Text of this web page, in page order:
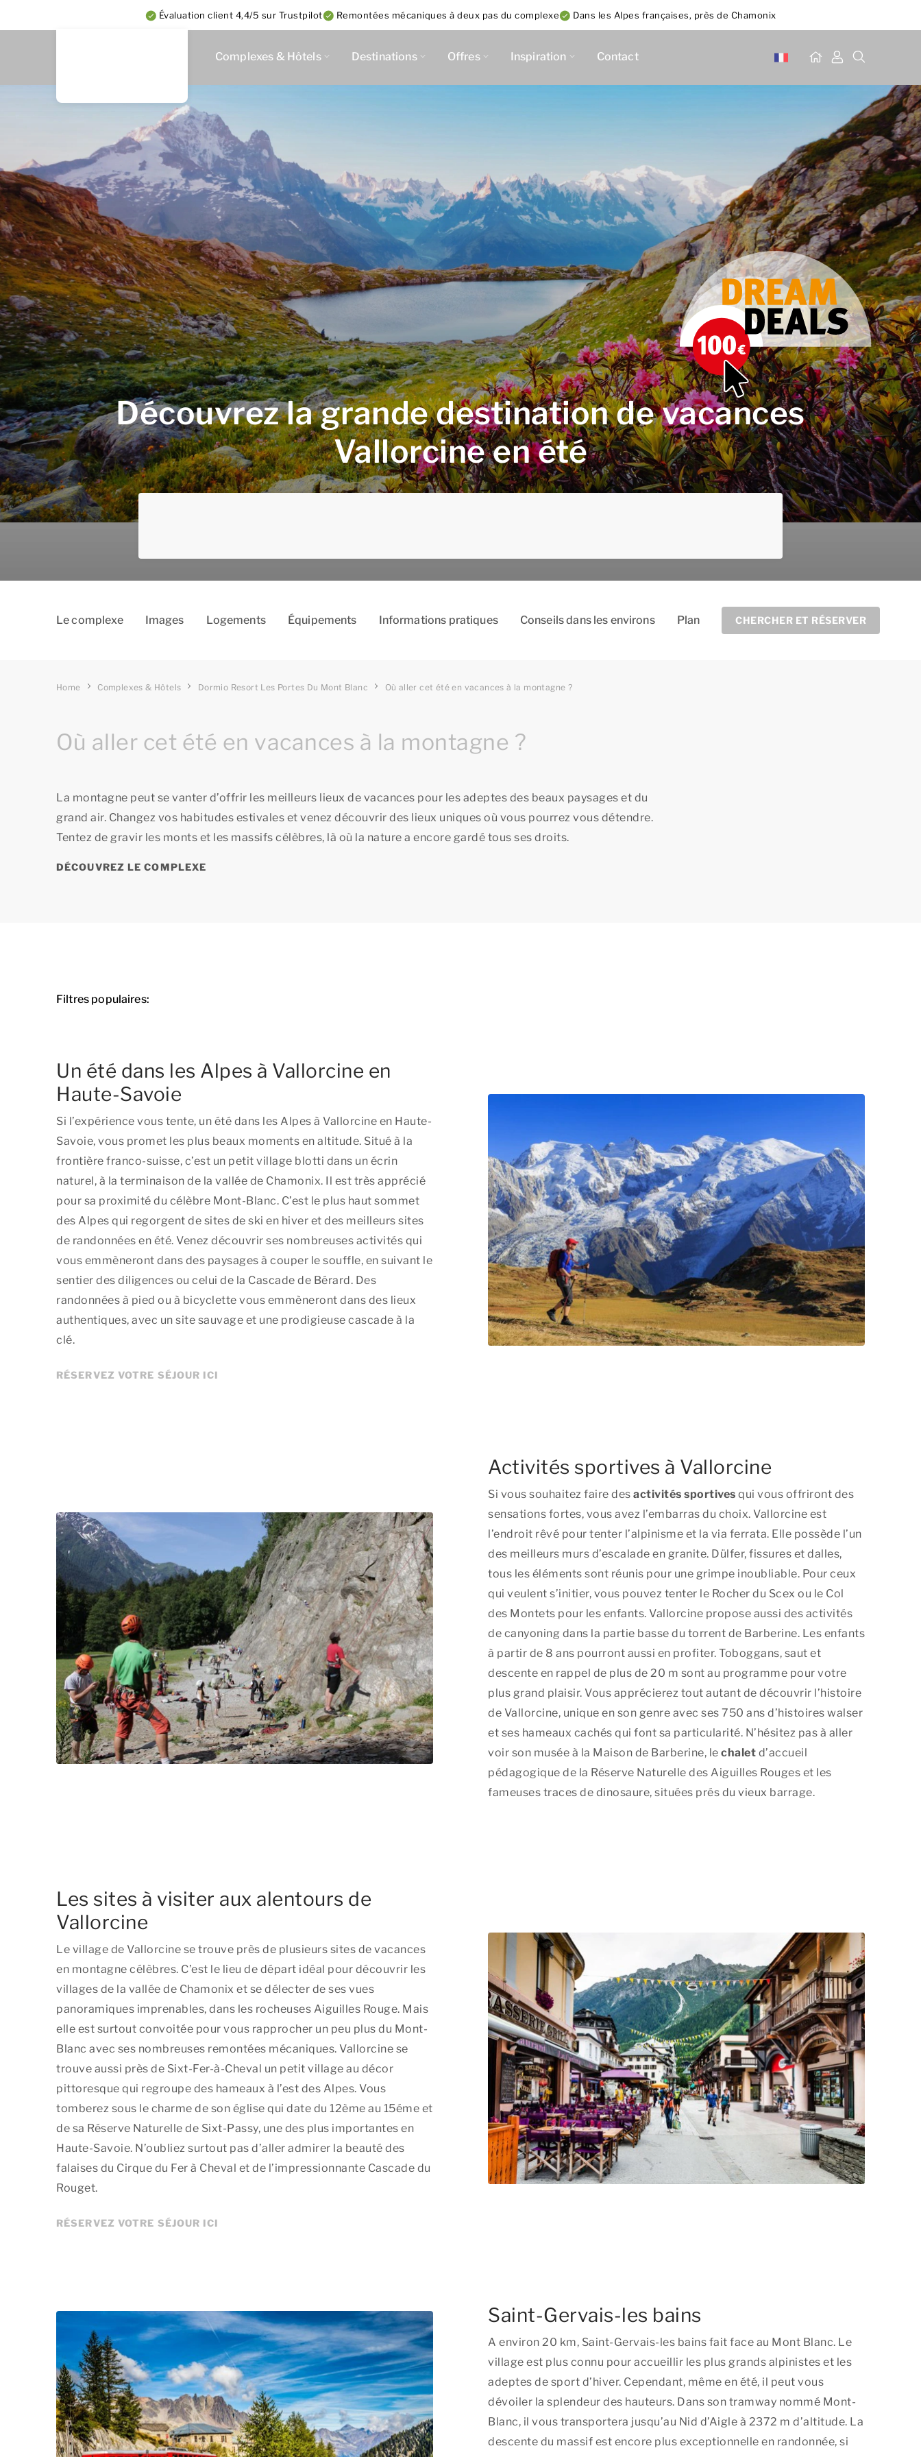
Évaluation client 4,4/5 sur Trustpilot Remontées mécaniques à deux pas du complexe Dans les Alpes françaises, près de Chamonix
Complexes & Hôtels Destinations Offres Inspiration Contact
Découvrez la grande destination de vacances
Vallorcine en été
Le complexe Images Logements Équipements Informations pratiques Conseils dans les environs Plan CHERCHER ET RÉSERVER
Home Complexes & Hôtels Dormio Resort Les Portes Du Mont Blanc Où aller cet été en vacances à la montagne ?
Où aller cet été en vacances à la montagne ?
La montagne peut se vanter d’offrir les meilleurs lieux de vacances pour les adeptes des beaux paysages et du
grand air. Changez vos habitudes estivales et venez découvrir des lieux uniques où vous pourrez vous détendre.
Tentez de gravir les monts et les massifs célèbres, là où la nature a encore gardé tous ses droits.
DÉCOUVREZ LE COMPLEXE
Filtres populaires:
Un été dans les Alpes à Vallorcine en
Haute-Savoie
Si l’expérience vous tente, un été dans les Alpes à Vallorcine en Haute-
Savoie, vous promet les plus beaux moments en altitude. Situé à la
frontière franco-suisse, c’est un petit village blotti dans un écrin
naturel, à la terminaison de la vallée de Chamonix. Il est très apprécié
pour sa proximité du célèbre Mont-Blanc. C’est le plus haut sommet
des Alpes qui regorgent de sites de ski en hiver et des meilleurs sites
de randonnées en été. Venez découvrir ses nombreuses activités qui
vous emmèneront dans des paysages à couper le souffle, en suivant le
sentier des diligences ou celui de la Cascade de Bérard. Des
randonnées à pied ou à bicyclette vous emmèneront dans des lieux
authentiques, avec un site sauvage et une prodigieuse cascade à la
clé.
RÉSERVEZ VOTRE SÉJOUR ICI
Activités sportives à Vallorcine
Si vous souhaitez faire des activités sportives qui vous offriront des
sensations fortes, vous avez l’embarras du choix. Vallorcine est
l’endroit rêvé pour tenter l’alpinisme et la via ferrata. Elle possède l’un
des meilleurs murs d’escalade en granite. Dülfer, fissures et dalles,
tous les éléments sont réunis pour une grimpe inoubliable. Pour ceux
qui veulent s’initier, vous pouvez tenter le Rocher du Scex ou le Col
des Montets pour les enfants. Vallorcine propose aussi des activités
de canyoning dans la partie basse du torrent de Barberine. Les enfants
à partir de 8 ans pourront aussi en profiter. Toboggans, saut et
descente en rappel de plus de 20 m sont au programme pour votre
plus grand plaisir. Vous apprécierez tout autant de découvrir l’histoire
de Vallorcine, unique en son genre avec ses 750 ans d’histoires walser
et ses hameaux cachés qui font sa particularité. N’hésitez pas à aller
voir son musée à la Maison de Barberine, le chalet d’accueil
pédagogique de la Réserve Naturelle des Aiguilles Rouges et les
fameuses traces de dinosaure, situées prés du vieux barrage.
Les sites à visiter aux alentours de
Vallorcine
Le village de Vallorcine se trouve près de plusieurs sites de vacances
en montagne célèbres. C’est le lieu de départ idéal pour découvrir les
villages de la vallée de Chamonix et se délecter de ses vues
panoramiques imprenables, dans les rocheuses Aiguilles Rouge. Mais
elle est surtout convoitée pour vous rapprocher un peu plus du Mont-
Blanc avec ses nombreuses remontées mécaniques. Vallorcine se
trouve aussi près de Sixt-Fer-à-Cheval un petit village au décor
pittoresque qui regroupe des hameaux à l’est des Alpes. Vous
tomberez sous le charme de son église qui date du 12ème au 15éme et
de sa Réserve Naturelle de Sixt-Passy, une des plus importantes en
Haute-Savoie. N’oubliez surtout pas d’aller admirer la beauté des
falaises du Cirque du Fer à Cheval et de l’impressionnante Cascade du
Rouget.
RÉSERVEZ VOTRE SÉJOUR ICI
Saint-Gervais-les bains
A environ 20 km, Saint-Gervais-les bains fait face au Mont Blanc. Le
village est plus connu pour accueillir les plus grands alpinistes et les
adeptes de sport d’hiver. Cependant, même en été, il peut vous
dévoiler la splendeur des hauteurs. Dans son tramway nommé Mont-
Blanc, il vous transportera jusqu’au Nid d’Aigle à 2372 m d’altitude. La
descente du massif est encore plus exceptionnelle en randonnée, si